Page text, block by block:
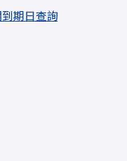
期日查詢